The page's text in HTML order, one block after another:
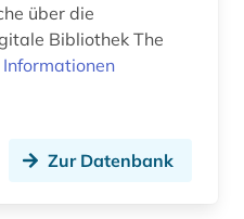
beamter;
über die
Bibliothek The
Informationen
Zur Datenbank